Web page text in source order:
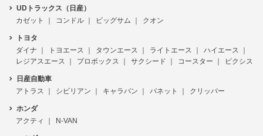
UDトラックス（日産）
カゼット
コンドル ビッグサム クオン
トヨタ
ダイナ
トヨエース タウンエース ライトエース
ハイエース
レジアスエース
プロボックス サクシード コースター ピクシス
日産自動車
アトラス
シビリアン キャラバン バネット クリッパー
ホンダ
アクティ
N-VAN